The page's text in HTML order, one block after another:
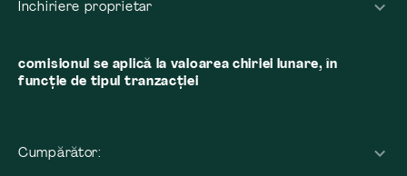
Închiriere proprietar
comisionul se aplică la valoarea chiriei lunare, în
funcție de tipul tranzacției
Cumpărător: